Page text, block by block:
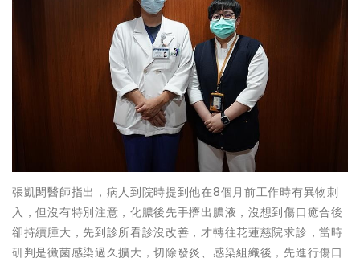
張凱閎醫師指出，病人到院時提到他在8個月前工作時有異物刺
入，但沒有特別注意，化膿後先手擠出膿液，沒想到傷口癒合後
卻持續腫大，先到診所看診沒改善，才轉往花蓮慈院求診，當時
研判是黴菌感染過久擴大，切除發炎、感染組織後，先進行傷口